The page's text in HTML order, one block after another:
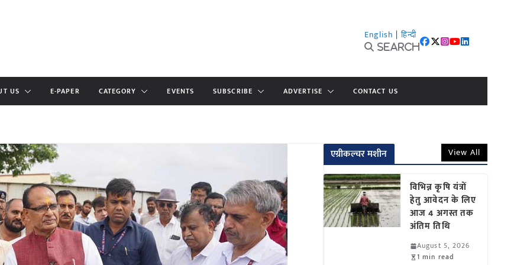
English | हिन्दी
Search
US E-PAPER CATEGORY EVENTS SUBSCRIBE ADVERTISE CONTACT US
एग्रीकल्चर मशीन View All
विभिन्न कृषि यंत्रों
हेतु आवेदन के लिए
आज 4 अगस्त तक
अंतिम तिथि
August 5, 2026
1 min read